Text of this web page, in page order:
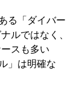
る「ダイバー
ルではなく、
スも多い
」は明確な